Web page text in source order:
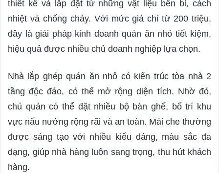
thiết kế và lắp đặt từ những vật liệu bền bỉ, cách
nhiệt và chống cháy. Với mức giá chỉ từ 200 triệu,
đây là giải pháp kinh doanh quán ăn nhỏ tiết kiệm,
hiệu quả được nhiều chủ doanh nghiệp lựa chọn.
Nhà lắp ghép quán ăn nhỏ có kiến trúc tòa nhà 2
tầng độc đáo, có thể mở rộng diện tích. Nhờ đó,
chủ quán có thể đặt nhiều bộ bàn ghế, bố trí khu
vực nấu nướng rộng rãi và an toàn. Mái che thường
được sáng tạo với nhiều kiểu dáng, màu sắc đa
dạng, giúp nhà hàng luôn sang trọng, thu hút khách
hàng.